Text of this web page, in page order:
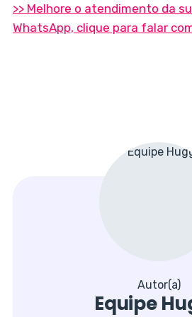
>> Melhore o atendimento da
WhatsApp, clique para falar
Autor(a)
Equipe